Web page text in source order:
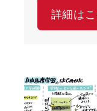
詳細は